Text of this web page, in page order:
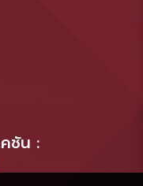
ชัน :